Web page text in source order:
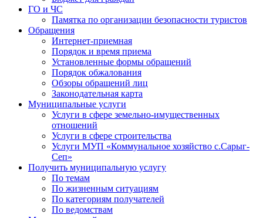
ГО и ЧС
Памятка по организации безопасности туристов
Обращения
Интернет-приемная
Порядок и время приема
Установленные формы обращений
Порядок обжалования
Обзоры обращений лиц
Законодательная карта
Муниципальные услуги
Услуги в сфере земельно-имущественных
отношений
Услуги в сфере строительства
Услуги МУП «Коммунальное хозяйство с.Сарыг-
Сеп»
Получить муниципальную услугу
По темам
По жизненным ситуациям
По категориям получателей
По ведомствам